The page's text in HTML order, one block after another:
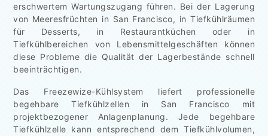
erschwertem Wartungszugang führen. Bei der Lagerung
von Meeresfrüchten in San Francisco, in Tiefkühlräumen
für Desserts, in Restaurantküchen oder in
Tiefkühlbereichen von Lebensmittelgeschäften können
diese Probleme die Qualität der Lagerbestände schnell
beeinträchtigen.
Das Freezewize-Kühlsystem liefert professionelle
begehbare Tiefkühlzellen in San Francisco mit
projektbezogener Anlagenplanung. Jede begehbare
Tiefkühlzelle kann entsprechend dem Tiefkühlvolumen,